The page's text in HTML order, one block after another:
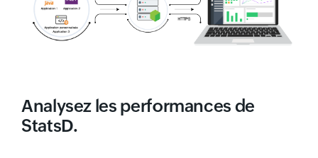
Analysez les performances de
StatsD.